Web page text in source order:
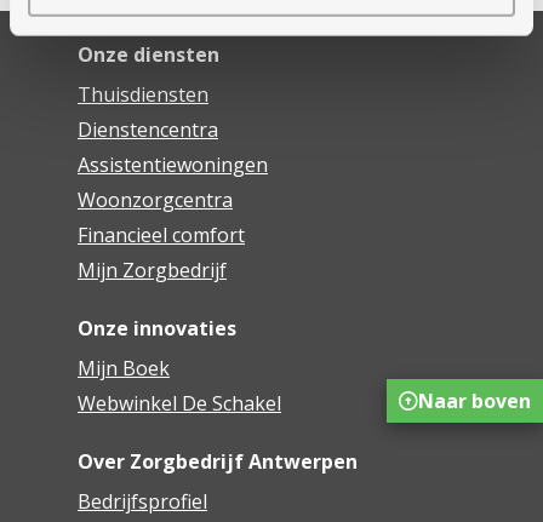
Onze diensten
Thuisdiensten
Dienstencentra
Assistentiewoningen
Woonzorgcentra
Financieel comfort
Mijn Zorgbedrijf
Onze innovaties
Mijn Boek
Webwinkel De Schakel
Over Zorgbedrijf Antwerpen
Bedrijfsprofiel
Naar boven